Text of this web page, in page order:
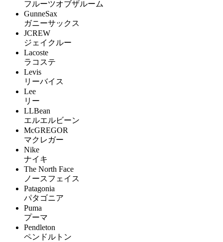
フルーツオブザルーム
GunneSax
ガニーサックス
JCREW
ジェイクルー
Lacoste
ラコステ
Levis
リーバイス
Lee
リー
LLBean
エルエルビーン
McGREGOR
マクレガー
Nike
ナイキ
The North Face
ノースフェイス
Patagonia
パタゴニア
Puma
プーマ
Pendleton
ペンドルトン